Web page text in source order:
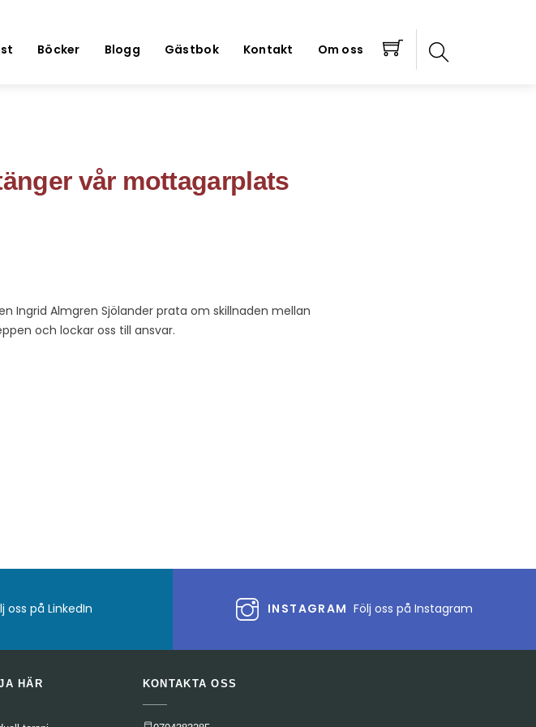
Böcker Blogg Gästbok Kontakt Om oss
vår mottagarplats
Ingrid Almgren Sjölander prata om skillnaden mellan
och lockar oss till ansvar.
oss på LinkedIn INSTAGRAM Följ oss på Instagram
HÄR KONTAKTA OSS